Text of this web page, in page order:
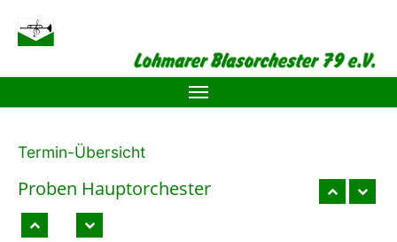
Termin-Übersicht
Proben Hauptor­chester